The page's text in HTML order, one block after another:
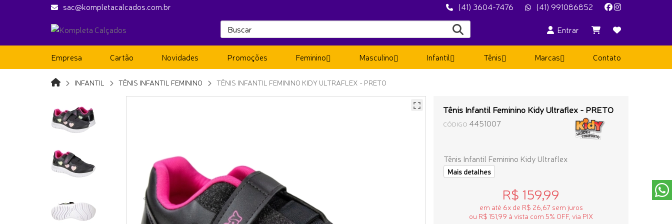
sac@kompletacalcados.com.br (41) 3604-7476 (41) 991086852
Entrar
Empresa Cartão Novidades Promoções Feminino Masculino Infantil Tênis Marcas Contato
INFANTIL TÊNIS INFANTIL FEMININO TÊNIS INFANTIL FEMININO KIDY ULTRAFLEX - PRETO
Tênis Infantil Feminino Kidy Ultraflex - PRETO
CÓDIGO 4451007
Tênis Infantil Feminino Kidy Ultraflex
Mais detalhes
R$ 159,99
em até 6x de R$ 26,67 sem juros
ou R$ 151,99 à vista com 5% OFF, via PIX